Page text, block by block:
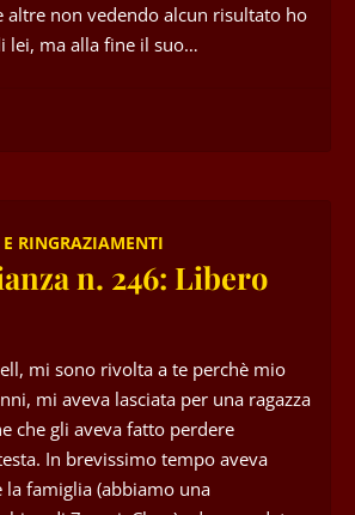
altre non vedendo alcun risultato ho
lei, ma alla fine il suo…
RINGRAZIAMENTI
n. 246: Libero
mi sono rivolta a te perchè mio
mi aveva lasciata per una ragazza
che gli aveva fatto perdere
In brevissimo tempo aveva
la famiglia (abbiamo una